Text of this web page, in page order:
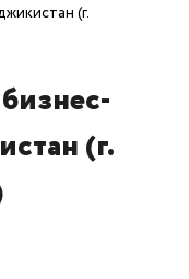
(г.
(г.